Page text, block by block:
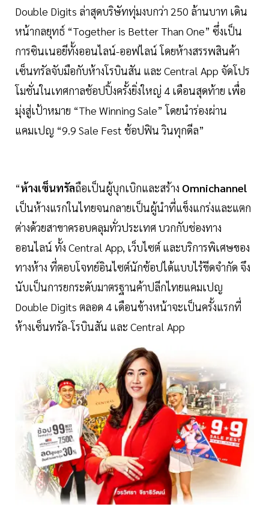
Double Digits ล่าสุดบริษัททุ่มงบกว่า 250 ล้านบาท เดิน
หน้ากลยุทธ์ “Together is Better Than One” ซึ่งเป็น
การซินเนอยีทั้งออนไลน์-ออฟไลน์ โดยห้างสรรพสินค้า
เซ็นทรัลจับมือกับห้างโรบินสัน และ Central App จัดโปร
โมชั่นในเทศกาลช้อปปิ้งครั้งยิ่งใหญ่ 4 เดือนสุดท้าย เพื่อ
มุ่งสู่เป้าหมาย “The Winning Sale” โดยนำร่องผ่าน
แคมเปญ “9.9 Sale Fest ช้อปฟิน วินทุกดีล”
“ห้างเซ็นทรัลถือเป็นผู้บุกเบิกและสร้าง Omnichannel
เป็นห้างแรกในไทยจนกลายเป็นผู้นำที่แข็งแกร่งและแตก
ต่างด้วยสาขาครอบคลุมทั่วประเทศ บวกกับช่องทาง
ออนไลน์ ทั้ง Central App, เว็บไซต์ และบริการพิเศษของ
ทางห้าง ที่ตอบโจทย์อินไซต์นักช้อปได้แบบไร้ขีดจำกัด จึง
นับเป็นการยกระดับมาตรฐานค้าปลีกไทยแคมเปญ
Double Digits ตลอด 4 เดือนข้างหน้าจะเป็นครั้งแรกที่
ห้างเซ็นทรัล-โรบินสัน และ Central App